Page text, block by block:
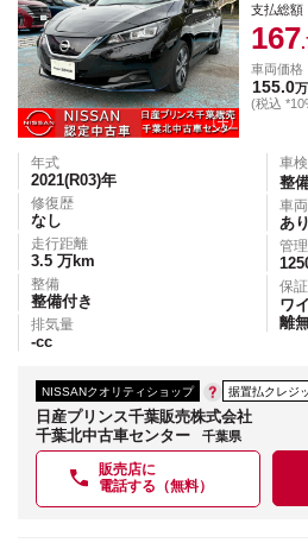
支払総額
167
車両価格
155.0
(税込
年式
2021(R03)年
修復歴
なし
走行距離
3.5 万km
整備
整備付き
排気量
-cc
車検
整
車
あり
管
保証
ワ
離
NISSANクオリティショップ 据置払クレジ
日産プリンス千葉販売株式会社
千葉北中古車センター
千葉県
販売店に
電話する（無料）